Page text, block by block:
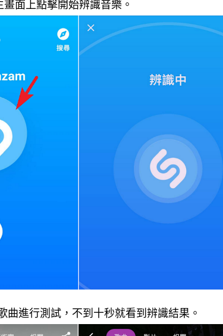
面上點擊開始辨識音樂。
曲進行測試，不到十秒就看到辨識結果。